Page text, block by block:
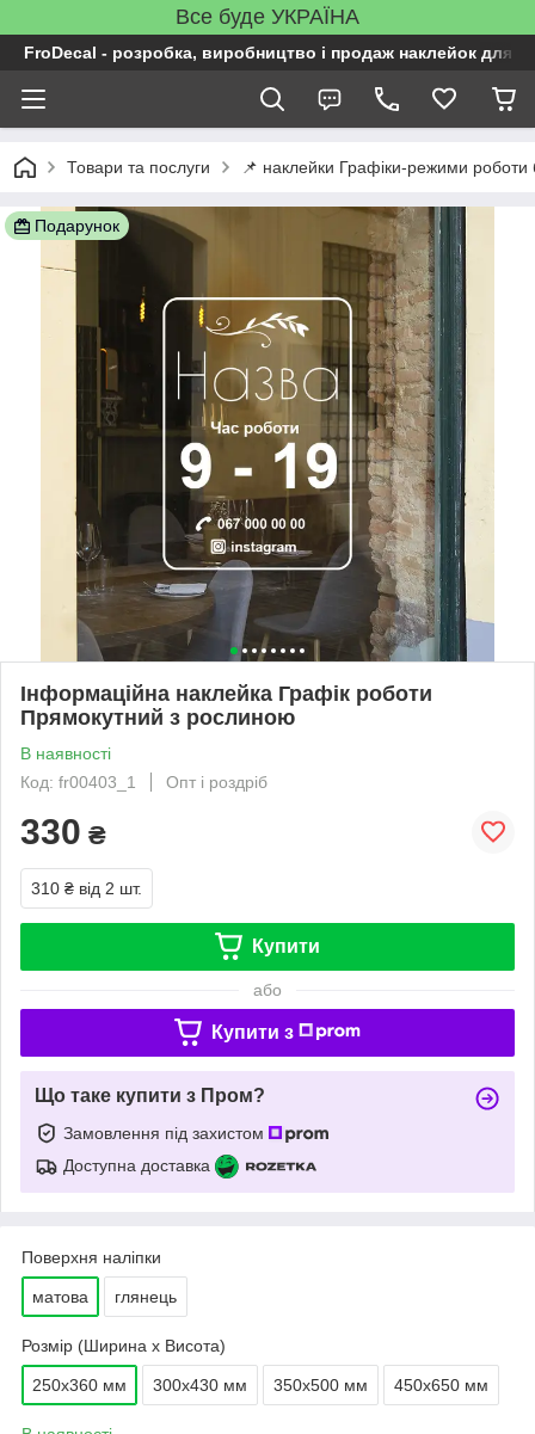
Все буде УКРАЇНА
FroDecal - розробка, виробництво і продаж наклейок для
Товари та послуги 📌 наклейки Графіки-режими
Подарунок
Інформаційна наклейка Графік роботи
Прямокутний з рослиною
В наявності
Код: fr00403_1
Опт і роздріб
330 ₴
310 ₴ від 2 шт.
Купити
або
Купити з
Що таке купити з Пром?
Замовлення під захистом
Доступна доставка
Поверхня наліпки
матова глянець
Розмір (Ширина х Висота)
250х360 мм 300х430 мм 350х500 мм 450х650 мм